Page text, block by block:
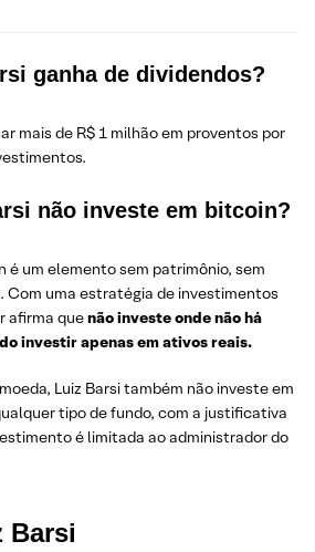
ganha de dividendos?
mais de R$ 1 milhão em proventos por
não investe em bitcoin?
é um elemento sem patrimônio, sem
Com uma estratégia de investimentos
afirma quenão investe onde não há
investir apenas em ativos reais.
Luiz Barsi também não investe em
tipo de fundo, com a justificativa
é limitada ao administrador do
Barsi